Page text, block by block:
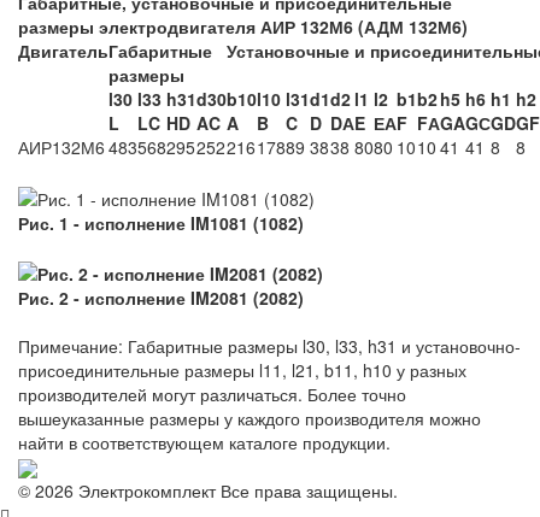
размеры электродвигателя АИР 132М6 (АДМ 132М6)
ДвигательГабаритные
размеры
Установочные и
l30 l33 h31d30b10l10 l31d1d2 l1 l2 b1b2h5 h6 h1 h2
L
LC HD AC A B C D DАE ЕАF FАGAGСGDGF
АИР132М6 48356829525221617889 3838 8080 1010 41 41 8 8
Рис. 1 - исполнение IM1081 (1082)
Рис. 2 - исполнение IM2081 (2082)
Примечание: Габаритные размеры l30, l33, h31 и установочно-
присоединительные размеры l11, l21, b11, h10 у разных
производителей могут различаться. Более точно
вышеуказанные размеры у каждого производителя можно
найти в соответствующем каталоге продукции.
© 2026 Электрокомплект Все права защищены.